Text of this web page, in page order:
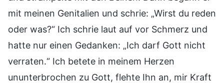
mit meinen Genitalien und schrie: „Wirst du reden
oder was?“ Ich schrie laut auf vor Schmerz und
hatte nur einen Gedanken: „Ich darf Gott nicht
verraten.“ Ich betete in meinem Herzen
ununterbrochen zu Gott, flehte Ihn an, mir Kraft